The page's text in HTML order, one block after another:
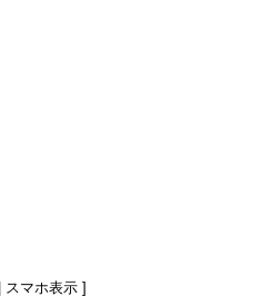
| スマホ表示 ]